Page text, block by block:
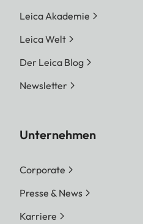
Leica Akademie
Leica Welt
Der Leica Blog
Newsletter
Unternehmen
Corporate
Presse & News
Karriere